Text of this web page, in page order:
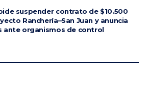
suspender contrato de $10.500
Ranchería–San Juan y anuncia
ante organismos de control